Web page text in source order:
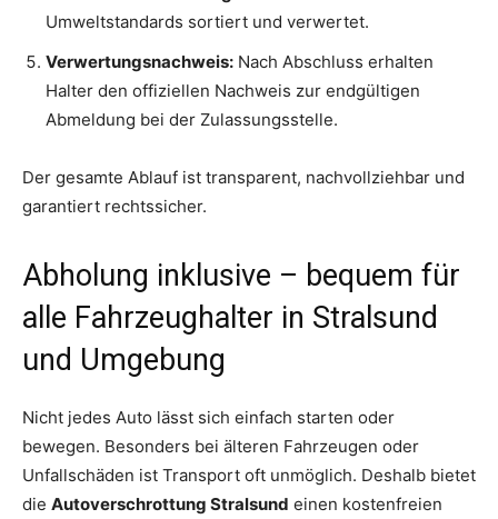
Umweltstandards sortiert und verwertet.
Verwertungsnachweis: Nach Abschluss erhalten
Halter den offiziellen Nachweis zur endgültigen
Abmeldung bei der Zulassungsstelle.
Der gesamte Ablauf ist transparent, nachvollziehbar und
garantiert rechtssicher.
Abholung inklusive – bequem für
alle Fahrzeughalter in Stralsund
und Umgebung
Nicht jedes Auto lässt sich einfach starten oder
bewegen. Besonders bei älteren Fahrzeugen oder
Unfallschäden ist Transport oft unmöglich. Deshalb bietet
die Autoverschrottung Stralsund einen kostenfreien